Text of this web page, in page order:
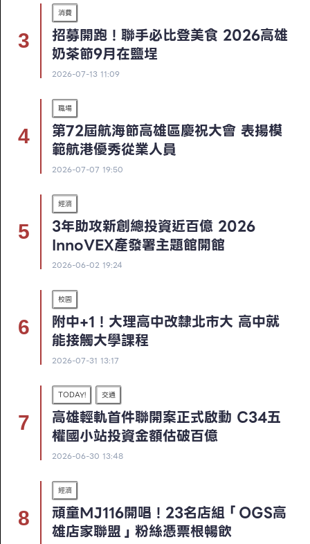
消費
招募開跑！聯手必比登美食 2026高雄
奶茶節9月在鹽埕
2026-07-13 11:09
職場
第72屆航海節高雄區慶祝大會 表揚模
範航港優秀從業人員
2026-07-07 19:50
經濟
3年助攻新創總投資近百億 2026
InnoVEX產發署主題館開館
2026-06-02 19:24
校園
附中+1！大理高中改隸北市大 高中就
能接觸大學課程
2026-07-31 13:17
TODAY! 交通
高雄輕軌首件聯開案正式啟動 C34五
權國小站投資金額估破百億
2026-06-30 13:48
經濟
頑童MJ116開唱！23名店組「OGS高
雄店家聯盟」粉絲憑票根暢飲